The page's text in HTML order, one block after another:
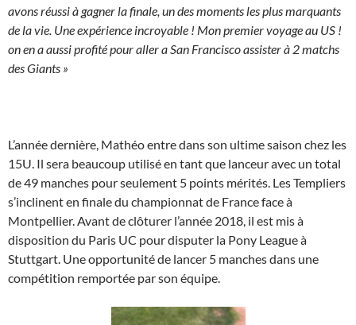
avons réussi à gagner la finale, un des moments les plus marquants
de la vie. Une expérience incroyable ! Mon premier voyage au US !
on en a aussi profité pour aller a San Francisco assister à 2 matchs
des Giants »
L’année dernière, Mathéo entre dans son ultime saison chez les
15U. Il sera beaucoup utilisé en tant que lanceur avec un total
de 49 manches pour seulement 5 points mérités. Les Templiers
s’inclinent en finale du championnat de France face à
Montpellier. Avant de clôturer l’année 2018, il est mis à
disposition du Paris UC pour disputer la Pony League à
Stuttgart. Une opportunité de lancer 5 manches dans une
compétition remportée par son équipe.